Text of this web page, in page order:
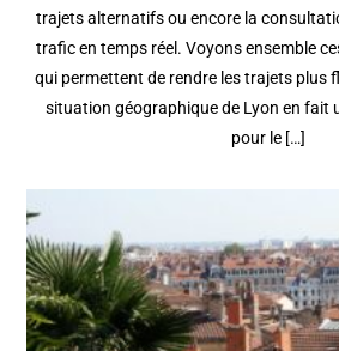
trajets alternatifs ou encore la
trafic en temps réel. Voyons ensemble
qui permettent de rendre les trajets plus
situation géographique de Lyon en fait
pour le […]